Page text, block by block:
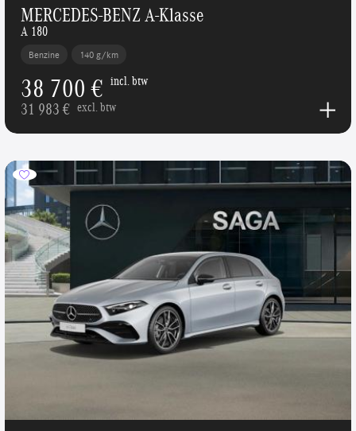
MERCEDES-BENZ A-Klasse
A 180
Benzine 140 g/km
38 700 € incl. btw
31 983 € excl. btw